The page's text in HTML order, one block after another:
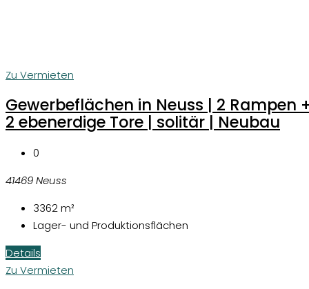
Zu Vermieten
Gewerbeflächen in Neuss | 2 Rampen
2 ebenerdige Tore | solitär | Neubau
0
41469 Neuss
3362m²
Lager- und Produktionsflächen
Details
Zu Vermieten